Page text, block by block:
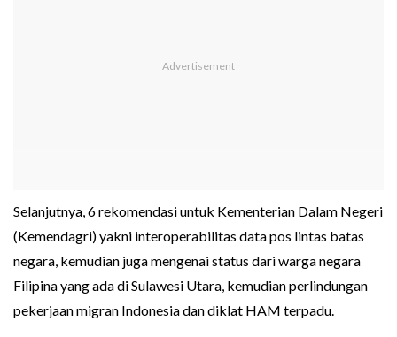
Selanjutnya, 6 rekomendasi untuk Kementerian Dalam Negeri
(Kemendagri) yakni interoperabilitas data pos lintas batas
negara, kemudian juga mengenai status dari warga negara
Filipina yang ada di Sulawesi Utara, kemudian perlindungan
pekerjaan migran Indonesia dan diklat HAM terpadu.